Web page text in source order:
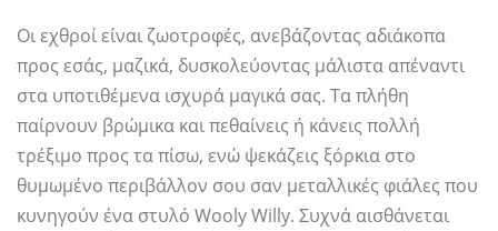
Οι εχθροί είναι ζωοτροφές, ανεβάζοντας αδιάκοπα
προς εσάς, μαζικά, δυσκολεύοντας μάλιστα απέναντι
στα υποτιθέμενα ισχυρά μαγικά σας. Τα πλήθη
παίρνουν βρώμικα και πεθαίνεις ή κάνεις πολλή
τρέξιμο προς τα πίσω, ενώ ψεκάζεις ξόρκια στο
θυμωμένο περιβάλλον σου σαν μεταλλικές φιάλες που
κυνηγούν ένα στυλό Wooly Willy. Συχνά αισθάνεται